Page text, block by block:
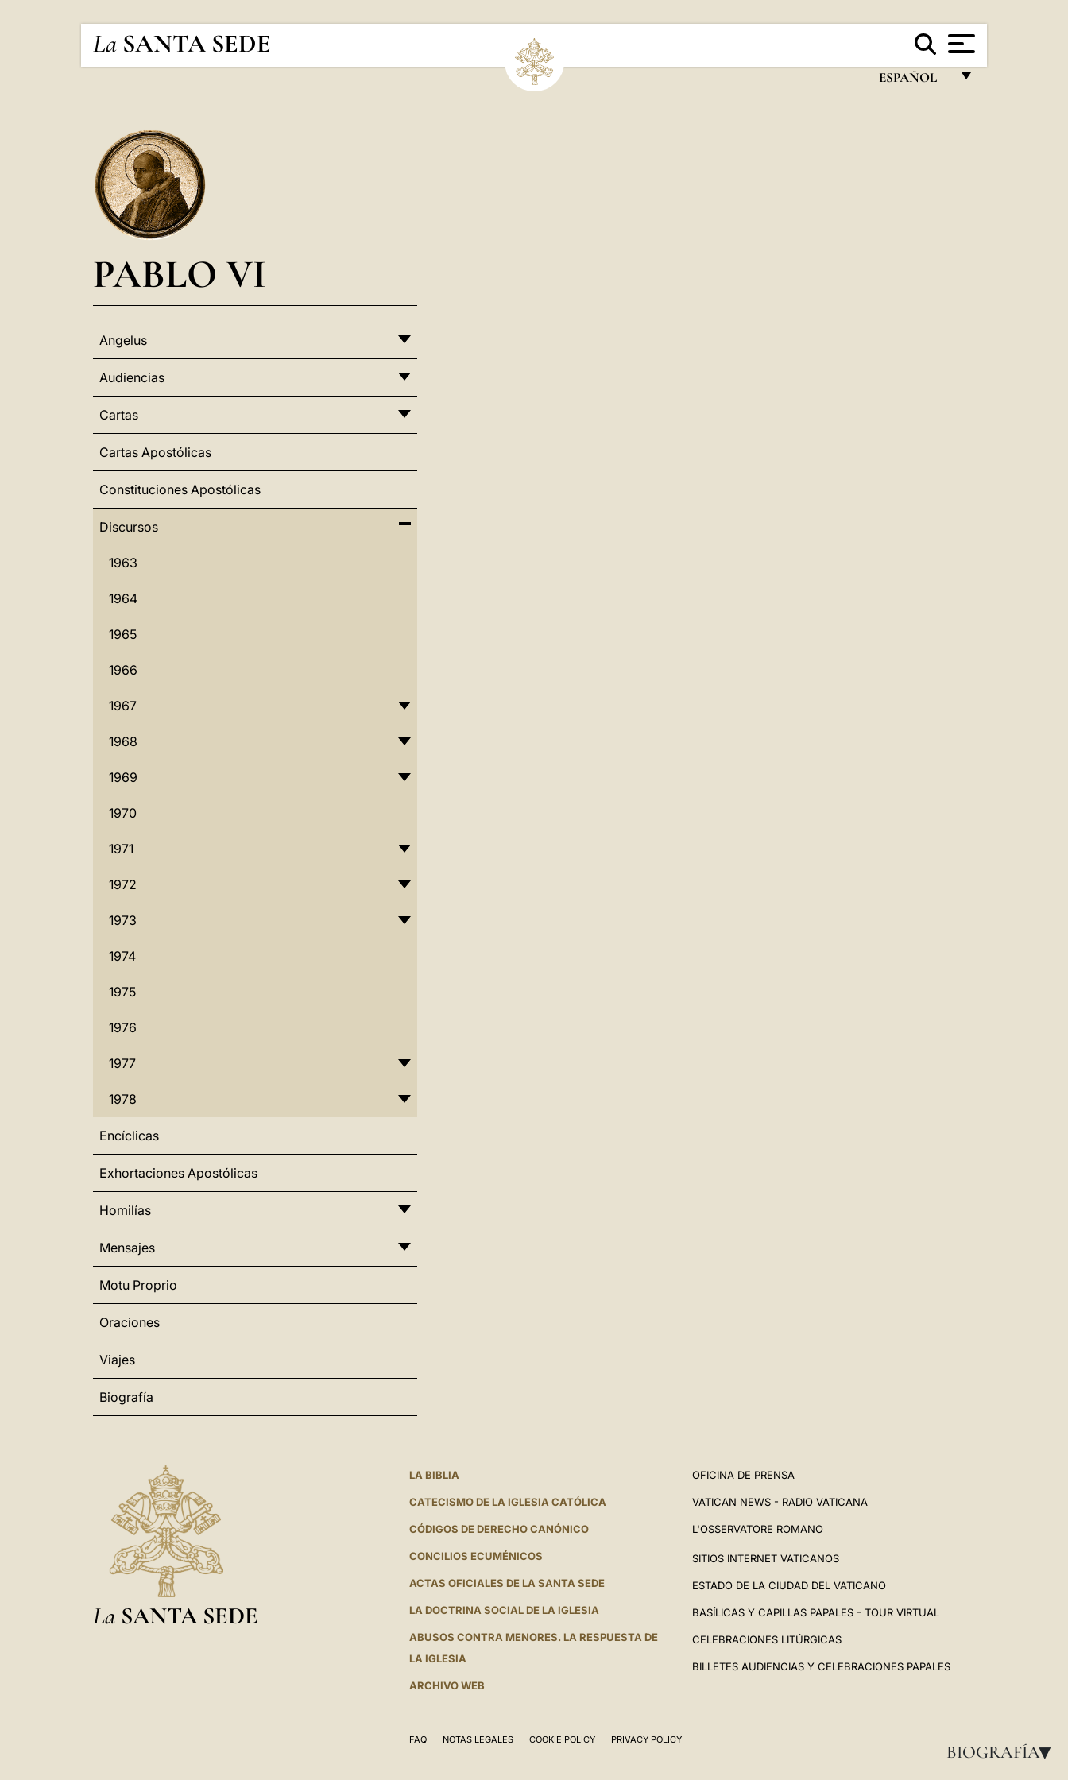
La SANTA SEDE
ESPAÑOL
PABLO VI
BIOGRAFÍA▸
Angelus
Audiencias
Cartas
Cartas Apostólicas
Constituciones Apostólicas
Discursos
1963
1964
1965
1966
1967
1968
1969
1970
1971
1972
1973
1974
1975
1976
1977
1978
Encíclicas
Exhortaciones Apostólicas
Homilías
Mensajes
Motu Proprio
Oraciones
Viajes
Biografía
La SANTA SEDE
LA BIBLIA
CATECISMO DE LA IGLESIA CATÓLICA
CÓDIGOS DE DERECHO CANÓNICO
CONCILIOS ECUMÉNICOS
ACTAS OFICIALES DE LA SANTA SEDE
LA DOCTRINA SOCIAL DE LA IGLESIA
ABUSOS CONTRA MENORES. LA RESPUESTA DE
LA IGLESIA
ARCHIVO WEB
OFICINA DE PRENSA
VATICAN NEWS - RADIO VATICANA
L'OSSERVATORE ROMANO
SITIOS INTERNET VATICANOS
ESTADO DE LA CIUDAD DEL VATICANO
BASÍLICAS Y CAPILLAS PAPALES - TOUR VIRTUAL
CELEBRACIONES LITÚRGICAS
BILLETES AUDIENCIAS Y CELEBRACIONES PAPALES
FAQ NOTAS LEGALES COOKIE POLICY PRIVACY POLICY